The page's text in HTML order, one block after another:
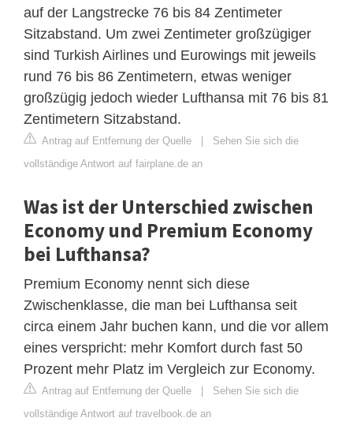
auf der Langstrecke 76 bis 84 Zentimeter
Sitzabstand. Um zwei Zentimeter großzügiger
sind Turkish Airlines und Eurowings mit jeweils
rund 76 bis 86 Zentimetern, etwas weniger
großzügig jedoch wieder Lufthansa mit 76 bis 81
Zentimetern Sitzabstand.
Antrag auf Entfernung der Quelle | Sehen Sie sich die
vollständige Antwort auf fairplane.de an
Was ist der Unterschied zwischen
Economy und Premium Economy
bei Lufthansa?
Premium Economy nennt sich diese
Zwischenklasse, die man bei Lufthansa seit
circa einem Jahr buchen kann, und die vor allem
eines verspricht: mehr Komfort durch fast 50
Prozent mehr Platz im Vergleich zur Economy.
Antrag auf Entfernung der Quelle | Sehen Sie sich die
vollständige Antwort auf travelbook.de an